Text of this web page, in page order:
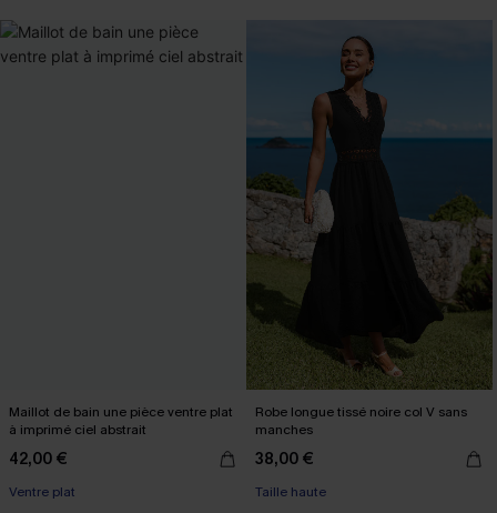
Maillot de bain une pièce ventre plat
à imprimé ciel abstrait
42,00 €
Ventre plat
Robe longue tissé noire col V sans
manches
38,00 €
Taille haute